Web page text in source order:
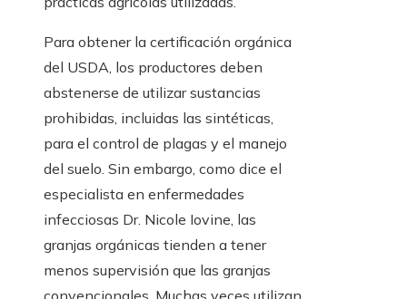
Para obtener la certificación orgánica
del USDA, los productores deben
abstenerse de utilizar sustancias
prohibidas, incluidas las sintéticas,
para el control de plagas y el manejo
del suelo. Sin embargo, como dice el
especialista en enfermedades
infecciosas Dr. Nicole Iovine, las
granjas orgánicas tienden a tener
menos supervisión que las granjas